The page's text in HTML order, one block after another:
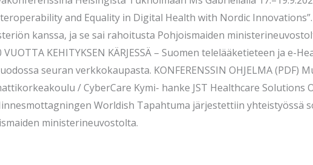
and Equality in Digital Health with Nordic
kanssa, ja se sai rahoitusta Pohjoismaiden
KEHITYKSEN KÄRJESSÄ – Suomen telelääketieteen ja e-
seuran verkkokaupasta. KONFERENSSIN OHJELMA (PDF)
/ CyberCare Kymi- hanke JST Healthcare Solutions
Worldish Tapahtuma järjestettiin yhteistyössä
ministerineuvostolta.